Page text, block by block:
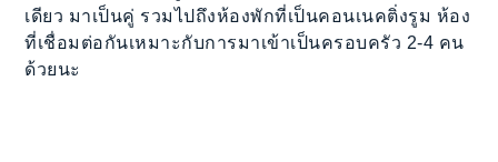
เดียว มาเป็นคู่ รวมไปถึงห้องพักที่เป็นคอนเนคติ่งรูม ห้อง
ที่เชื่อมต่อกันเหมาะกับการมาเข้าเป็นครอบครัว 2-4 คน
ด้วยนะ